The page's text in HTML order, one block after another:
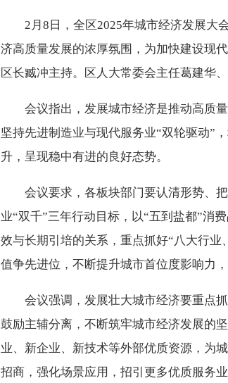
2月8日，全区2025年城市经济发展大
济高质量发展的浓厚氛围，为加快建设现
区长臧冲主持。区人大常委会主任葛建华
会议指出，发展城市经济是推动高质
坚持先进制造业与现代服务业“双轮驱动”
升，呈现稳中有进的良好态势。
会议要求，各板块部门要认清形势、
业“双千”三年行动目标，以“五到盐都”消
效与长期引培的关系，重点抓好“八大行
值争先进位，不断提升城市首位度影响力
会议强调，发展壮大城市经济要重点
鼓励主辅分离，不断筑牢城市经济发展的
业、新企业、新技术等外部优质资源，为
招商，强化场景应用，招引更多优质服务